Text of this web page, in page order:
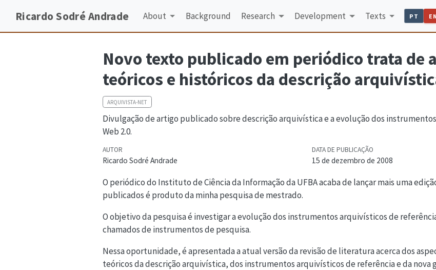
Ricardo Sodré Andrade About Background Research Development Texts PT EN
Novo texto publicado em periódico trata de
teóricos e históricos da descrição
ARQUIVISTA-NET
Divulgação de artigo publicado sobre descrição arquivística e a evolução dos
Web 2.0.
AUTOR
Ricardo Sodré Andrade
DATA DE PUBLICAÇÃO
15 de dezembro de 2008
O periódico do Instituto de Ciência da Informação da UFBA acaba de lançar mais uma
publicados é produto da minha pesquisa de mestrado.
O objetivo da pesquisa é investigar a evolução dos instrumentos arquivísticos de
chamados de instrumentos de pesquisa.
Nessa oportunidade, é apresentada a atual versão da revisão de literatura acerca dos
teóricos da descrição arquivística, dos instrumentos arquivísticos de referência e da nova